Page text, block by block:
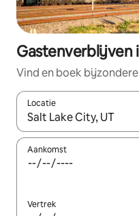
Gastenverblijven
Vind en boek
Locatie
Wanneer er resultaten
Aankomst
Vertrek